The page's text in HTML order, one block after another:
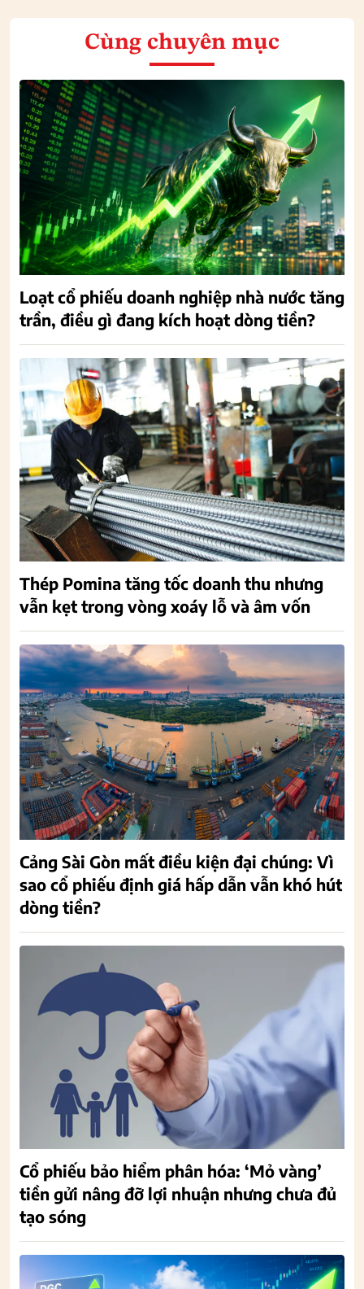
Cùng chuyên mục
Loạt cổ phiếu doanh nghiệp nhà nước tăng
trần, điều gì đang kích hoạt dòng tiền?
Thép Pomina tăng tốc doanh thu nhưng
vẫn kẹt trong vòng xoáy lỗ và âm vốn
Cảng Sài Gòn mất điều kiện đại chúng: Vì
sao cổ phiếu định giá hấp dẫn vẫn khó hút
dòng tiền?
Cổ phiếu bảo hiểm phân hóa: ‘Mỏ vàng’
tiền gửi nâng đỡ lợi nhuận nhưng chưa đủ
tạo sóng